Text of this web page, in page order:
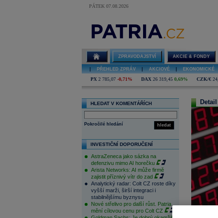
PÁTEK 07.08.2026
ZPRAVODAJSTVÍ AKCIE & FONDY
PŘEHLED ZPRÁV AKCIOVÉ EKONOMICKÉ
PX 2 785,07 -0,71% DAX 26 319,45 0,69% CZK/€
HLEDAT V KOMENTÁŘÍCH
hledat
Pokročilé hledání
INVESTIČNÍ DOPORUČENÍ
AstraZeneca jako sázka na
defenzivu mimo AI horečku
Arista Networks: AI může firmě
zajistit příznivý vítr do zad
Analytický radar: Colt CZ roste díky
vyšší marži, širší integraci i
stabilnějšímu byznysu
Nové střelivo pro další růst. Patria
mění cílovou cenu pro Colt CZ